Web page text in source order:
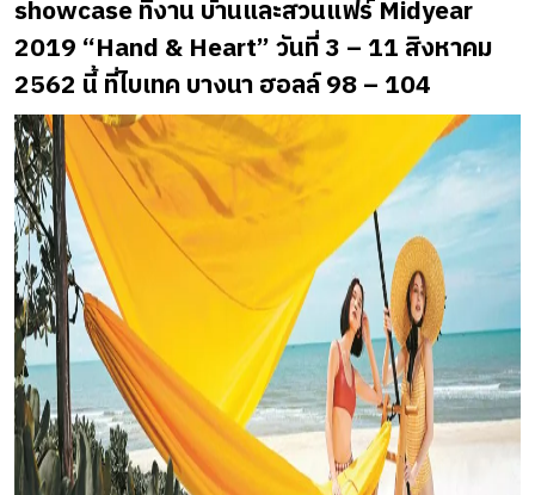
showcase ที่งาน บ้านและสวนแฟร์ Midyear
2019 “Hand & Heart” วันที่ 3 – 11 สิงหาคม
2562 นี้ ที่ไบเทค บางนา ฮอลล์ 98 – 104